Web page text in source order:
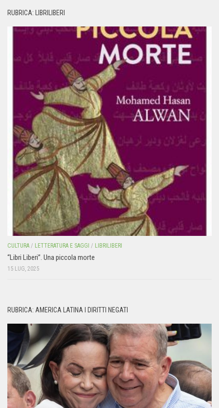
RUBRICA: LIBRILIBERI
CULTURA / LETTERATURA E SAGGI / LIBRILIBERI
“Libri Liberi”. Una piccola morte
15 LUG, 2025
RUBRICA: AMERICA LATINA I DIRITTI NEGATI